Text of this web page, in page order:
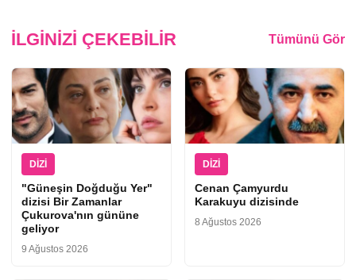
İLGINIZI ÇEKEBILIR Tümünü Gör
DIZI
"Güneşin Doğduğu Yer"
dizisi Bir Zamanlar
Çukurova'nın gününe
geliyor
9 Ağustos 2026
DIZI
Cenan Çamyurdu
Karakuyu dizisinde
8 Ağustos 2026